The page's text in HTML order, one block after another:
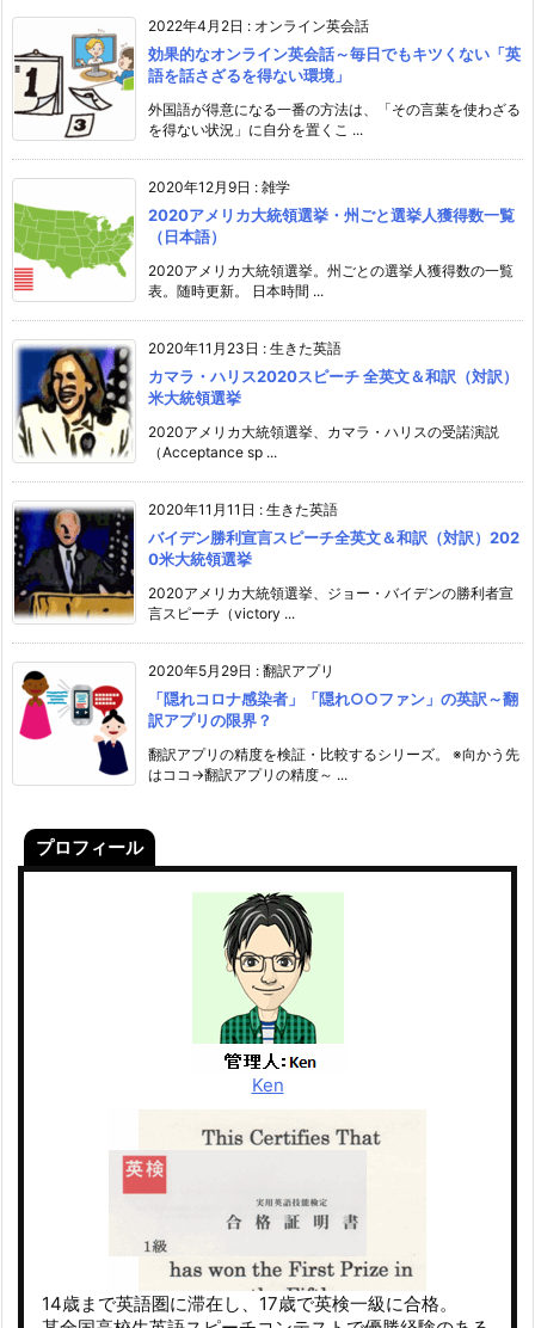
2022年4月2日 : オンライン英会話
効果的なオンライン英会話～毎日でもキツくない「英
語を話さざるを得ない環境」
外国語が得意になる一番の方法は、「その言葉を使わざる
を得ない状況」に自分を置くこ ...
2020年12月9日 : 雑学
2020アメリカ大統領選挙・州ごと選挙人獲得数一覧
（日本語）
2020アメリカ大統領選挙。州ごとの選挙人獲得数の一覧
表。随時更新。 日本時間 ...
2020年11月23日 : 生きた英語
カマラ・ハリス2020スピーチ 全英文＆和訳（対訳）
米大統領選挙
2020アメリカ大統領選挙、カマラ・ハリスの受諾演説
（Acceptance sp ...
2020年11月11日 : 生きた英語
バイデン勝利宣言スピーチ全英文＆和訳（対訳）202
0米大統領選挙
2020アメリカ大統領選挙、ジョー・バイデンの勝利者宣
言スピーチ（victory ...
2020年5月29日 : 翻訳アプリ
「隠れコロナ感染者」「隠れ○○ファン」の英訳～翻
訳アプリの限界？
翻訳アプリの精度を検証・比較するシリーズ。 ※向かう先
はココ→翻訳アプリの精度～ ...
プロフィール
Ken
14歳まで英語圏に滞在し、17歳で英検一級に合格。